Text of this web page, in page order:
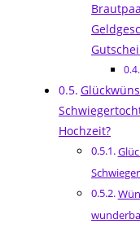
Hochzeit?